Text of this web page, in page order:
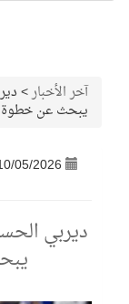
آخر الأخبار>
يبحث عن خطوة
05/2026
ديربي